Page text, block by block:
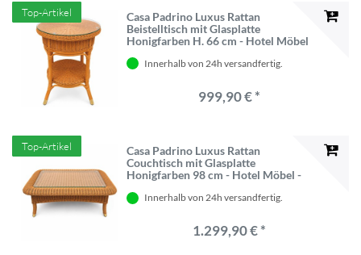
Top-Artikel
Casa Padrino Luxus Rattan
Beistelltisch mit Glasplatte
Honigfarben H. 66 cm - Hotel Möbel
Innerhalb von 24h versandfertig.
999,90 € *
Top-Artikel
Casa Padrino Luxus Rattan
Couchtisch mit Glasplatte
Honigfarben 98 cm - Hotel Möbel -
Innerhalb von 24h versandfertig.
1.299,90 € *